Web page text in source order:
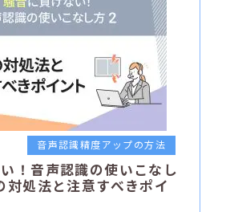
音声認識精度アップの方法
！音声認識の使いこなし
対処法と注意すべきポイ